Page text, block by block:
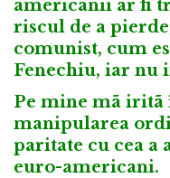
americanii ar fi
riscul de a
comunist, cum
Fenechiu, iar nu
Pe mine mã iritã
manipularea
paritate cu cea a
euro-americani.